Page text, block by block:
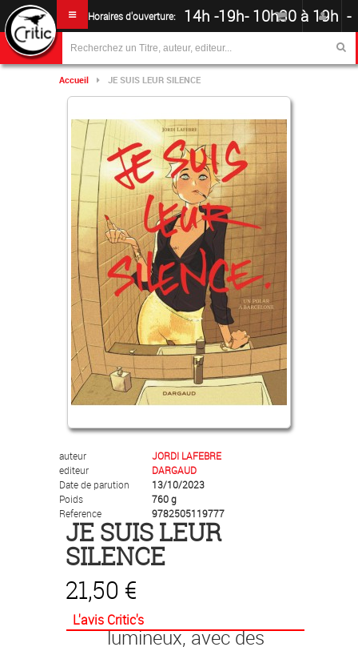
Horaires d'ouverture: 14h -19h- 10h30 à 19h -
Accueil JE SUIS LEUR SILENCE
auteur
JORDI LAFEBRE
editeur
DARGAUD
Date de parution
13/10/2023
Poids
760 g
Reference
9782505119777
JE SUIS LEUR
SILENCE
21,50 €
L'avis Critic's
L'incroyable auteur de
Malgré toutetLes Beaux
Étés
avec un polar catalan
lumineux, avec des